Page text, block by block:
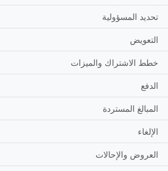
تحديد المسؤولية
التعويض
خطط الاشتراك والميزات
الدفع
المبالغ المستردة
الإلغاء
العروض والإحالات